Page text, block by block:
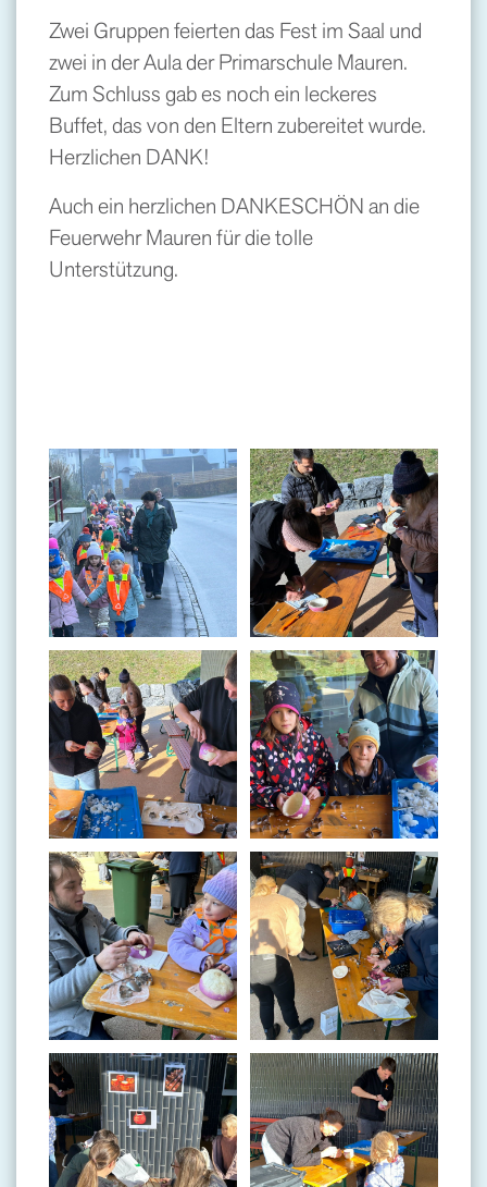
Zwei Gruppen feierten das Fest im Saal und
zwei in der Aula der Primarschule Mauren.
Zum Schluss gab es noch ein leckeres
Buffet, das von den Eltern zubereitet wurde.
Herzlichen DANK!
Auch ein herzlichen DANKESCHÖN an die
Feuerwehr Mauren für die tolle
Unterstützung.